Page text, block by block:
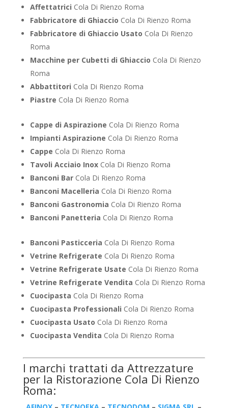
Affettatrici Cola Di Rienzo Roma
Fabbricatore di Ghiaccio Cola Di Rienzo Roma
Fabbricatore di Ghiaccio Usato Cola Di Rienzo
Roma
Macchine per Cubetti di Ghiaccio Cola Di Rienzo
Roma
Abbattitori Cola Di Rienzo Roma
Piastre Cola Di Rienzo Roma
Cappe di Aspirazione Cola Di Rienzo Roma
Impianti Aspirazione Cola Di Rienzo Roma
Cappe Cola Di Rienzo Roma
Tavoli Acciaio Inox Cola Di Rienzo Roma
Banconi Bar Cola Di Rienzo Roma
Banconi Macelleria Cola Di Rienzo Roma
Banconi Gastronomia Cola Di Rienzo Roma
Banconi Panetteria Cola Di Rienzo Roma
Banconi Pasticceria Cola Di Rienzo Roma
Vetrine Refrigerate Cola Di Rienzo Roma
Vetrine Refrigerate Usate Cola Di Rienzo Roma
Vetrine Refrigerate Vendita Cola Di Rienzo Roma
Cuocipasta Cola Di Rienzo Roma
Cuocipasta Professionali Cola Di Rienzo Roma
Cuocipasta Usato Cola Di Rienzo Roma
Cuocipasta Vendita Cola Di Rienzo Roma
I marchi trattati da Attrezzature
per la Ristorazione Cola Di Rienzo
Roma: